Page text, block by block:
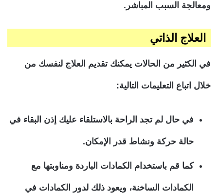
ومعالجة السبب المباشر.
العلاج الذاتي
في الكثير من الحالات يمكنك تقديم العلاج لنفسك من
خلال اتباع التعليمات التالية:
في حال لم تجد الراحة بالاستلقاء عليك إذن البقاء في
حالة حركة ونشاط قدر الإمكان.
كما قم باستخدام الكمادات الباردة ومناوبتها مع
الكمادات الساخنة، ويعود ذلك لدور الكمادات في